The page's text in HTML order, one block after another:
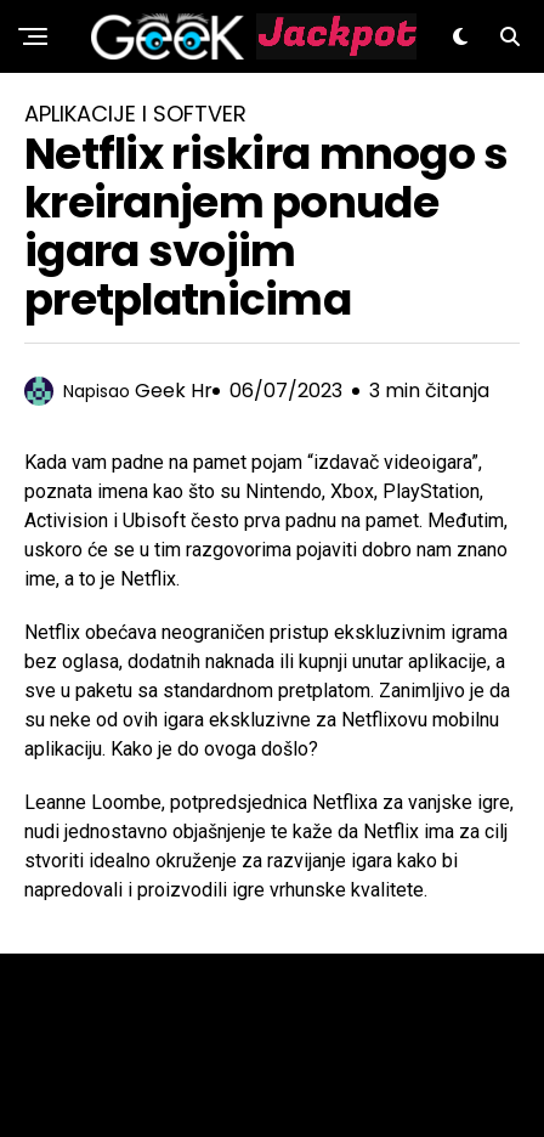
GeeK.hr
APLIKACIJE I SOFTVER
Netflix riskira mnogo s
kreiranjem ponude
igara svojim
pretplatnicima
Napisao Geek Hr 06/07/2023 3 min čitanja
Kada vam padne na pamet pojam “izdavač videoigara”,
poznata imena kao što su Nintendo, Xbox, PlayStation,
Activision i Ubisoft često prva padnu na pamet. Međutim,
uskoro će se u tim razgovorima pojaviti dobro nam znano
ime, a to je Netflix.
Netflix obećava neograničen pristup ekskluzivnim igrama
bez oglasa, dodatnih naknada ili kupnji unutar aplikacije, a
sve u paketu sa standardnom pretplatom. Zanimljivo je da
su neke od ovih igara ekskluzivne za Netflixovu mobilnu
aplikaciju. Kako je do ovoga došlo?
Leanne Loombe, potpredsjednica Netflixa za vanjske igre,
nudi jednostavno objašnjenje te kaže da Netflix ima za cilj
stvoriti idealno okruženje za razvijanje igara kako bi
napredovali i proizvodili igre vrhunske kvalitete.